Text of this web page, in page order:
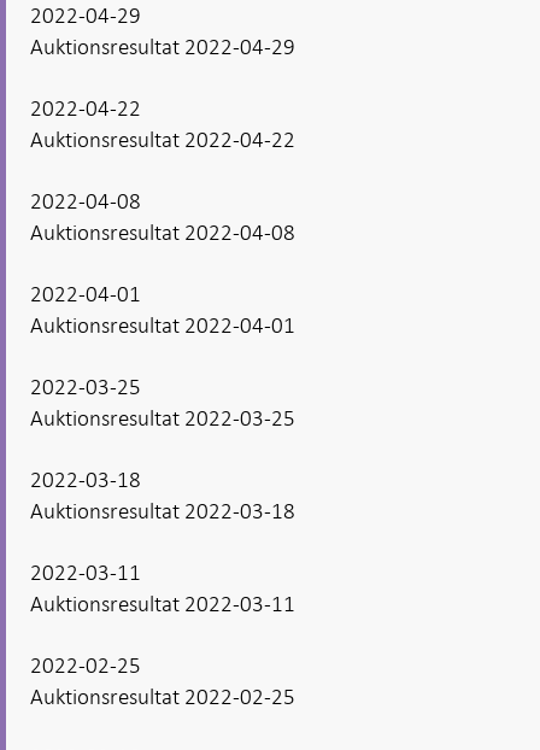
2022-04-29
Auktionsresultat 2022-04-29
2022-04-22
Auktionsresultat 2022-04-22
2022-04-08
Auktionsresultat 2022-04-08
2022-04-01
Auktionsresultat 2022-04-01
2022-03-25
Auktionsresultat 2022-03-25
2022-03-18
Auktionsresultat 2022-03-18
2022-03-11
Auktionsresultat 2022-03-11
2022-02-25
Auktionsresultat 2022-02-25